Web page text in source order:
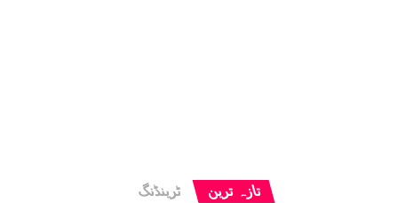
تازہ ترین ٹرینڈنگ